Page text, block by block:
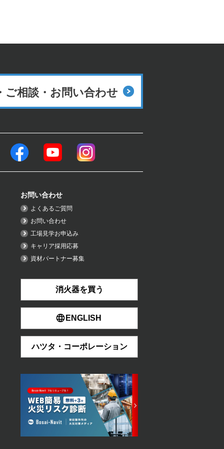
ご相談・ お問い合わせ
お問い合わせ
よくあるご質問
お問い合わせ
工場見学お申込み
キャリア採用応募
資材パートナー募集
消火器を買う
ENGLISH
ハツタ・コーポレーション